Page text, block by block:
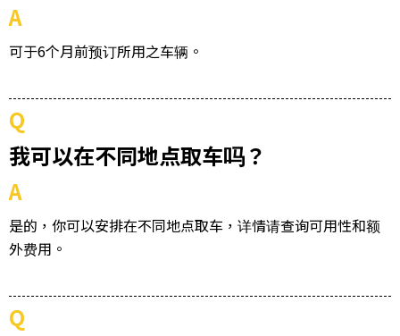
A
可于6个月前预订所用之车辆。
Q
我可以在不同地点取车吗？
A
是的，你可以安排在不同地点取车，详情请查询可用性和额
外费用。
Q